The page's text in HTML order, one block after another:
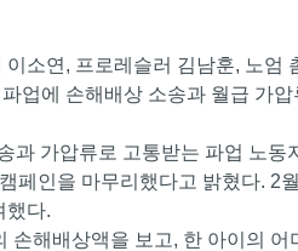
소연, 프로레슬러 김남훈, 노엄
업에 손해배상 소송과 월급 가
과 가압류로 고통받는 파업 노동
페인을 마무리했다고 밝혔다. 2
했다.
해배상액을 보고, 한 아이의 어